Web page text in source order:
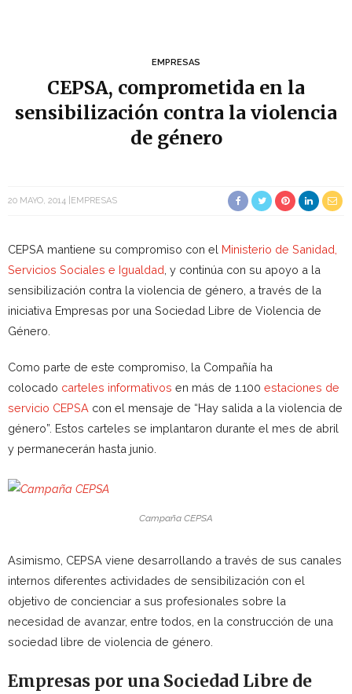
EMPRESAS
CEPSA, comprometida en la
sensibilización contra la violencia
de género
20 MAYO, 2014 EMPRESAS
CEPSA mantiene su compromiso con el Ministerio de Sanidad,
Servicios Sociales e Igualdad , y continúa con su apoyo a la
sensibilización contra la violencia de género, a través de la
iniciativa Empresas por una Sociedad Libre de Violencia de
Género.
Como parte de este compromiso, la Compañía ha
colocado carteles informativos en más de 1.100 estaciones de
servicio CEPSA con el mensaje de “Hay salida a la violencia de
género”. Estos carteles se implantaron durante el mes de abril
y permanecerán hasta junio.
Campaña CEPSA
Asimismo, CEPSA viene desarrollando a través de sus canales
internos diferentes actividades de sensibilización con el
objetivo de concienciar a sus profesionales sobre la
necesidad de avanzar, entre todos, en la construcción de una
sociedad libre de violencia de género.
Empresas por una Sociedad Libre de